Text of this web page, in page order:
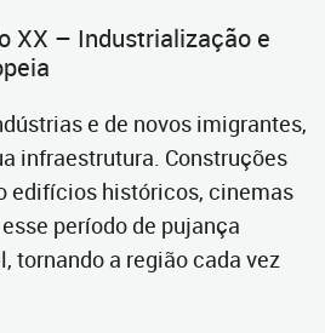
XX – Industrialização e
e de novos imigrantes,
infraestrutura. Construções
edifícios históricos, cinemas
período de pujança
tornando a região cada vez